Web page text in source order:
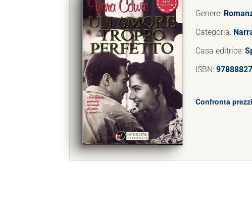
Genere:
Categoria:
Casa editrice:
ISBN:
Confronta